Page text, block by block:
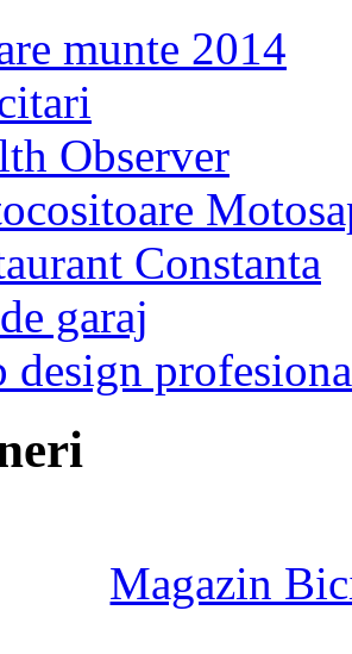
munte 2014
Observer
Constanta
garaj
design
Magazin